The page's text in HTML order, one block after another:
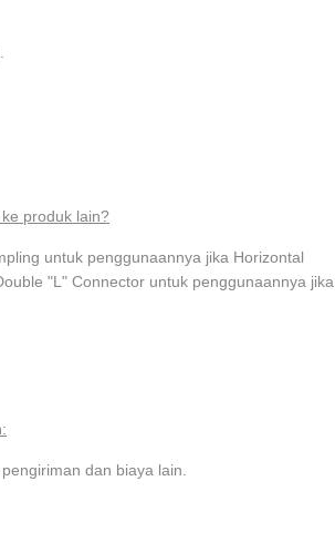
produk lain?
untuk penggunaannya jika Horizontal
"L" Connector untuk penggunaannya jika
dan biaya lain.